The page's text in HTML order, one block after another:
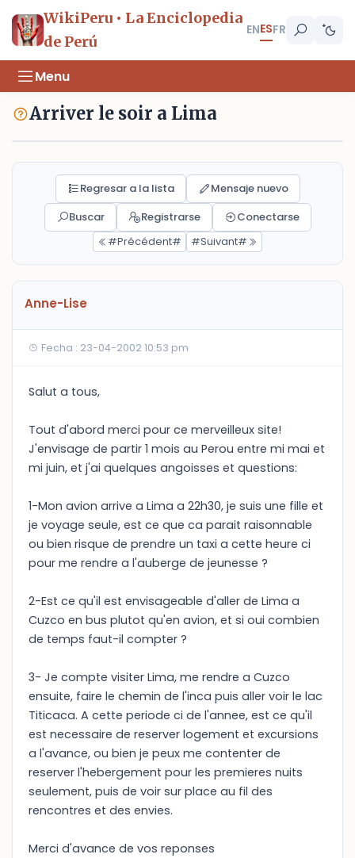
WikiPeru • La Enciclopedia
de Perú
ENESFR
Menu
Arriver le soir a Lima
Regresar a la lista
Mensaje nuevo
Buscar
Registrarse
Conectarse
#Précédent#
#Suivant#
Anne-Lise
Fecha : 23-04-2002 10:53 pm
Salut a tous,
Tout d'abord merci pour ce merveilleux site!
J'envisage de partir 1 mois au Perou entre mi mai et
mi juin, et j'ai quelques angoisses et questions:
1-Mon avion arrive a Lima a 22h30, je suis une fille et
je voyage seule, est ce que ca parait raisonnable
ou bien risque de prendre un taxi a cette heure ci
pour me rendre a l'auberge de jeunesse ?
2-Est ce qu'il est envisageable d'aller de Lima a
Cuzco en bus plutot qu'en avion, et si oui combien
de temps faut-il compter ?
3- Je compte visiter Lima, me rendre a Cuzco
ensuite, faire le chemin de l'inca puis aller voir le lac
Titicaca. A cette periode ci de l'annee, est ce qu'il
est necessaire de reserver logement et excursions
a l'avance, ou bien je peux me contenter de
reserver l'hebergement pour les premieres nuits
seulement, puis de voir sur place au fil des
rencontres et des envies.
Merci d'avance de vos reponses